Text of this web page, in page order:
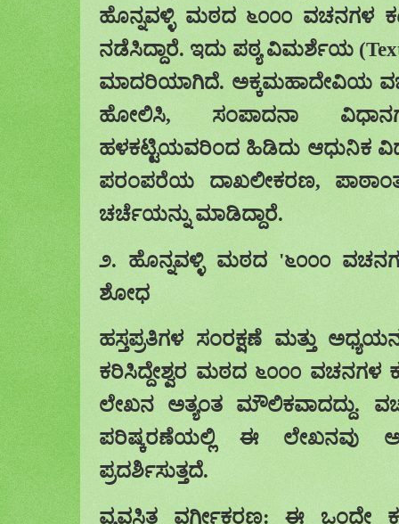
ಹೊನ್ನವಳ್ಳಿ ಮಠದ ೬೦೦೦ ವಚನಗಳ
ನಡೆಸಿದ್ದಾರೆ. ಇದು ಪಠ್ಯ ವಿಮರ್ಶೆಯ (
ಮಾದರಿಯಾಗಿದೆ. ಅಕ್ಕಮಹಾದೇವಿಯ
ಹೋಲಿಸಿ, ಸಂಪಾದನಾ
ಹಳಕಟ್ಟಿಯವರಿಂದ ಹಿಡಿದು ಆಧುನಿಕ
ಪರಂಪರೆಯ ದಾಖಲೀಕರಣ,
ಚರ್ಚೆಯನ್ನು ಮಾಡಿದ್ದಾರೆ.
೨. ಹೊನ್ನವಳ್ಳಿ ಮಠದ '೬೦೦೦
ಶೋಧ
ಹಸ್ತಪ್ರತಿಗಳ ಸಂರಕ್ಷಣೆ ಮತ್ತು
ಕರಿಸಿದ್ದೇಶ್ವರ ಮಠದ ೬೦೦೦ ವಚನಗಳ
ಲೇಖನ
ಅತ್ಯಂತ ಮೌಲಿಕವಾದದ್ದು.
ಪರಿಷ್ಕರಣೆಯಲ್ಲಿ ಈ ಲೇಖನವು
ಪ್ರದರ್ಶಿಸುತ್ತದೆ.
ವ್ಯವಸ್ಥಿತ
ವರ್ಗೀಕರಣ:ಈ
ಒಂದೇ